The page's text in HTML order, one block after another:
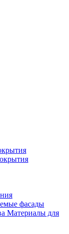
фасады
Материалы для